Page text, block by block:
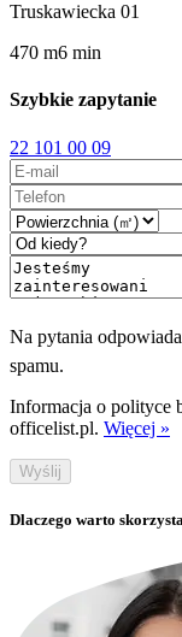
Truskawiecka 01
470 m6 min
Szybkie zapytanie
22 101 00 09
Na pytania
spamu.
Informacja o polityce
officelist.pl. Więcej »
Wyślij
Dlaczego warto